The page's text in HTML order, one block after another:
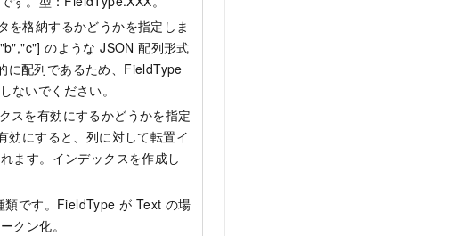
を格納するかどうかを指定しま
のような JSON 配列形式
に配列であるため、FieldType
ないでください。
スを有効にするかどうかを指定
効にすると、列に対して転置イ
ます。インデックスを作成し
類です。FieldType が Text の場
クン化。